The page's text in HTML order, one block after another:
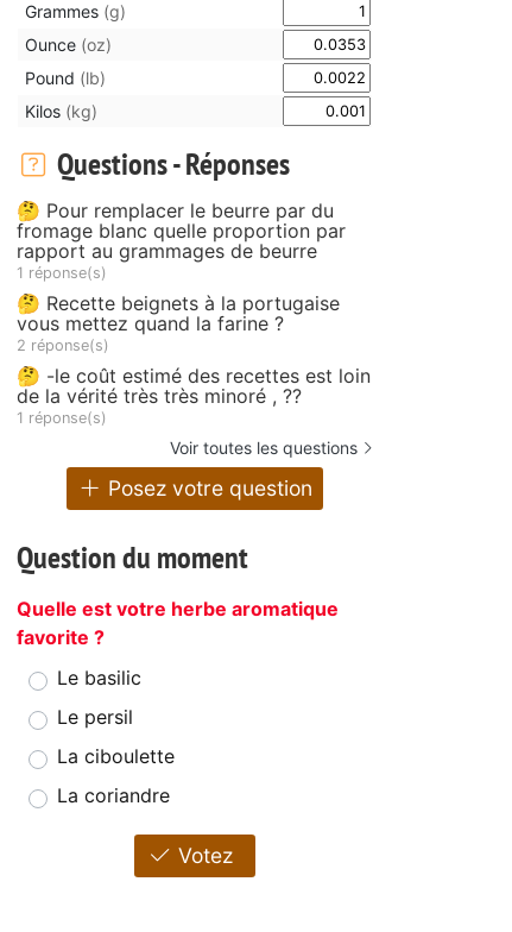
Grammes (g)
Ounce (oz)
Pound (lb)
Kilos (kg)
Questions - Réponses
🤔 Pour remplacer le beurre par du
fromage blanc quelle proportion par
rapport au grammages de beurre
1 réponse(s)
🤔 Recette beignets à la portugaise
vous mettez quand la farine ?
2 réponse(s)
🤔 -le coût estimé des recettes est loin
de la vérité très très minoré , ??
1 réponse(s)
Voir toutes les questions
Posez votre question
Question du moment
Quelle est votre herbe aromatique
favorite ?
Le basilic
Le persil
La ciboulette
La coriandre
Votez